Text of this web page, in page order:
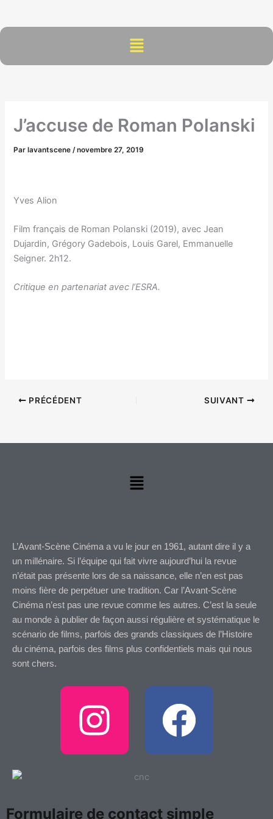
contenu
Menu
J’accuse de Roman Polanski
Parlavantscene /novembre 27, 2019
Yves Alion
Film français de Roman Polanski (2019), avec Jean
Dujardin, Grégory Gadebois, Louis Garel, Emmanuelle
Seigner. 2h12.
Critique en partenariat avec l’ESRA.
PRÉCÉDENT SUIVANT
Menu
L’Avant-Scène Cinéma a vu le jour en 1961, autant dire il y a
un millénaire. Si l’équipe qui fait vivre aujourd’hui la revue
n’était pas présente lors de sa naissance, elle n’en est pas
moins fière de perpétuer une tradition. Car l’Avant-Scène
Cinéma n’est pas une revue comme les autres. C’est la seule
au monde à publier de façon aussi régulière et systématique le
scénario de films, parfois des grands classiques de l’Histoire
du cinéma, parfois des films plus confidentiels mais qui nous
sont chers.
I
n
t
F
a
e
Formulaire de contact simple